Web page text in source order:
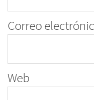
Correo
Web